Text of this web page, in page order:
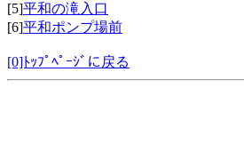
[5]平和の滝入口
[6]平和ポンプ場前
[0]ﾄｯﾌﾟﾍﾟｰｼﾞに戻る